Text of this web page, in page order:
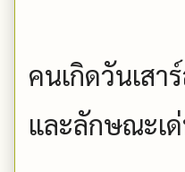
คนเกิดวันเส
และลักษณะเ